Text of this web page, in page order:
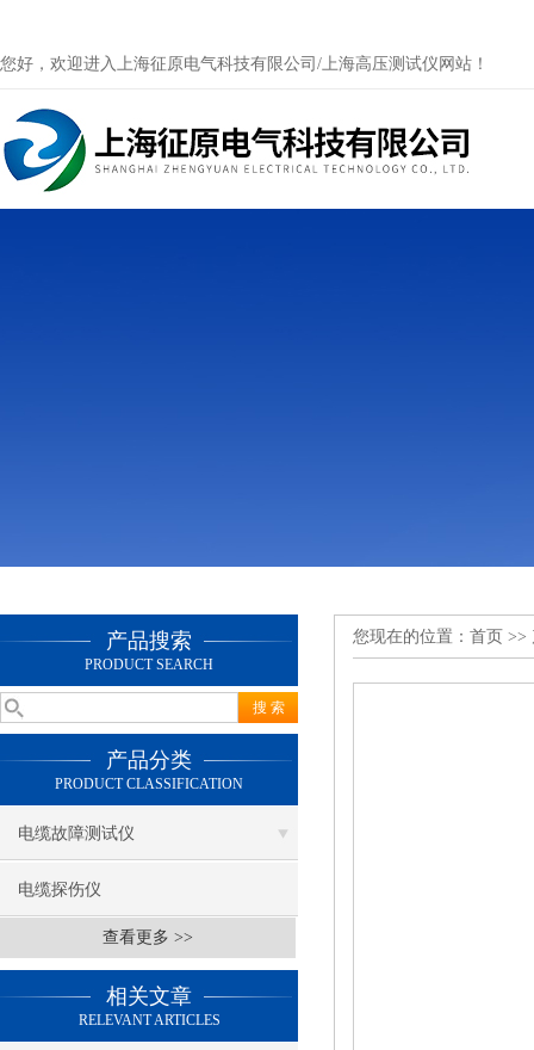
您好，欢迎进入上海征原电气科技有限公司/上海高压测试仪网站！
产品搜索
PRODUCT SEARCH
产品分类
PRODUCT CLASSIFICATION
电缆故障测试仪
电缆探伤仪
查看更多 >>
相关文章
RELEVANT ARTICLES
您现在的位置： 首页 >>